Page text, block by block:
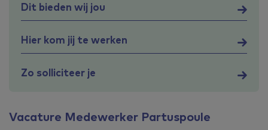
Dit bieden wij jou
Hier kom jij te werken
Zo solliciteer je
Vacature Medewerker Partuspoule